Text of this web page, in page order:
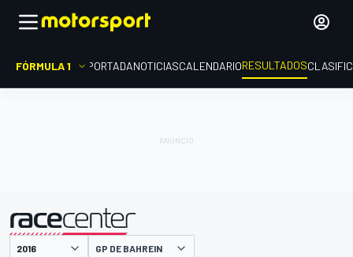
FÓRMULA 1 PORTADANOTICIASCALENDARIORESULTADOS
presentado por GP DE BAHREIN